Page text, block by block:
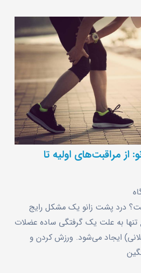
از مراقبت‌های اولیه تا
درد پشت زانو یک مشکل رایج
تنها به علت یک گرفتگی ساده عضلات
ایجاد می‌شود. ورزش کردن و